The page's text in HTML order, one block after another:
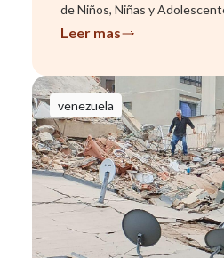
de Niños, Niñas y
herramienta que ...
Leer mas
venezuela